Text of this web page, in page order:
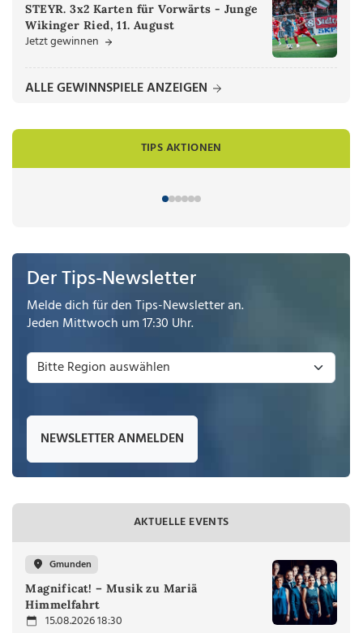
STEYR. 3x2 Karten für Vorwärts - Junge
Wikinger Ried, 11. August
Jetzt gewinnen
ALLE GEWINNSPIELE ANZEIGEN
TIPS AKTIONEN
Der Tips-Newsletter
Melde dich für den Tips-Newsletter an.
Jeden Mittwoch um 17:30 Uhr.
NEWSLETTER ANMELDEN
AKTUELLE EVENTS
Gmunden
Magnificat! – Musik zu Mariä
Himmelfahrt
15.08.2026 18:30